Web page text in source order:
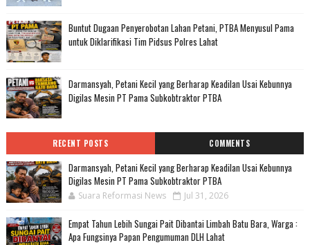
Buntut Dugaan Penyerobotan Lahan Petani, PTBA Menyusul Pama
untuk Diklarifikasi Tim Pidsus Polres Lahat
Darmansyah, Petani Kecil yang Berharap Keadilan Usai Kebunnya
Digilas Mesin PT Pama Subkobtraktor PTBA
RECENT POSTS COMMENTS
Darmansyah, Petani Kecil yang Berharap Keadilan Usai Kebunnya
Digilas Mesin PT Pama Subkobtraktor PTBA
Suara Reformasi News Jul 31, 2026
Empat Tahun Lebih Sungai Pait Dibantai Limbah Batu Bara, Warga :
Apa Fungsinya Papan Pengumuman DLH Lahat